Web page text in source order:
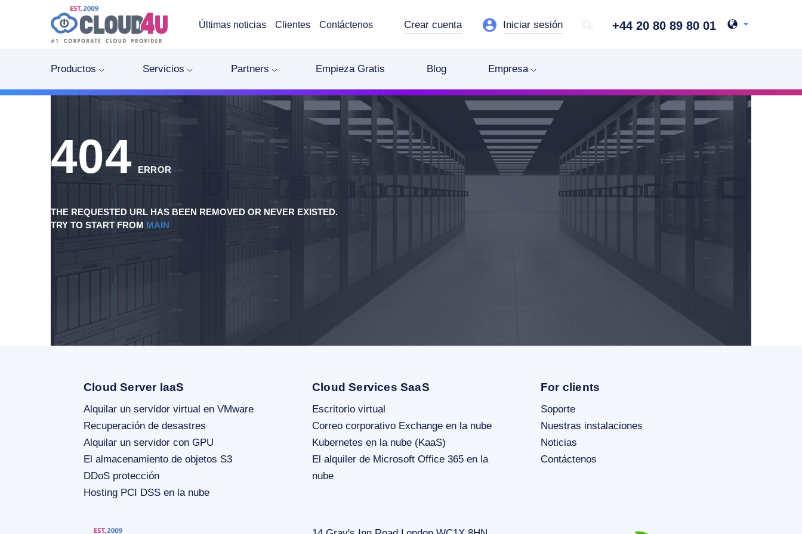
Últimas noticias Clientes Contáctenos Crear cuenta Iniciar sesión +44 20 80 89 80 01
Productos Servicios Partners Empieza Gratis Blog Empresa
404 ERROR
THE REQUESTED URL HAS BEEN REMOVED OR NEVER EXISTED.
TRY TO START FROM MAIN
Cloud Server IaaS
Alquilar un servidor virtual en VMware
Recuperación de desastres
Alquilar un servidor con GPU
El almacenamiento de objetos S3
DDoS protección
Hosting PCI DSS en la nube
Cloud Services SaaS
Escritorio virtual
Correo corporativo Exchange en la nube
Kubernetes en la nube (KaaS)
El alquiler de Microsoft Office 365 en la
nube
For clients
Soporte
Nuestras instalaciones
Noticias
Contáctenos